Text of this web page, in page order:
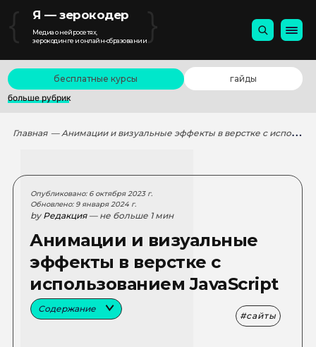
{ Я — зерокодер
Медиа о нейросетях,
зерокодинге и онлайн-образовании}
бесплатные курсы
гайды
больше рубрик
Главная — Анимации и визуальные эффекты в верстке с использованием JavaScript
Опубликовано: 6 октября 2023 г.
Обновлено: 9 января 2024 г.
by Редакция — не больше 1 мин
Анимации и визуальные
эффекты в верстке с
использованием JavaScript
Содержание
сайты